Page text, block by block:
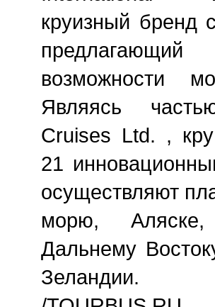
круизный бренд
возможности
Являясь
Cruises Ltd. ,
21
осуществляют
морю,
Дальнему
Зеландии.